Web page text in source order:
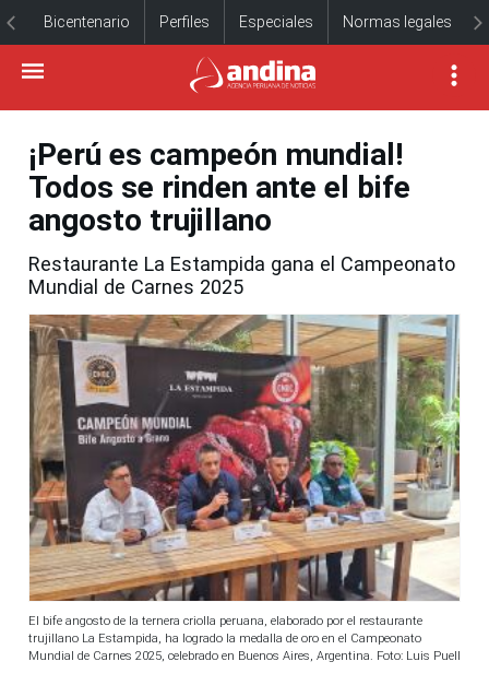
Bicentenario Perfiles Especiales Normas legales
¡Perú es campeón mundial!
Todos se rinden ante el bife
angosto trujillano
Restaurante La Estampida gana el Campeonato
Mundial de Carnes 2025
El bife angosto de la ternera criolla peruana, elaborado por el restaurante
trujillano La Estampida, ha logrado la medalla de oro en el Campeonato
Mundial de Carnes 2025, celebrado en Buenos Aires, Argentina. Foto: Luis Puell